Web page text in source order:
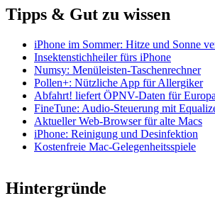
Tipps & Gut zu wissen
iPhone im Sommer: Hitze und Sonne
Insektenstichheiler fürs iPhone
Numsy: Menüleisten-Taschenrechner
Pollen+: Nützliche App für Allergiker
Abfahrt! liefert ÖPNV-Daten für Europa
FineTune: Audio-Steuerung mit
Aktueller Web-Browser für alte Macs
iPhone: Reinigung und Desinfektion
Kostenfreie Mac-Gelegenheitsspiele
Hintergründe